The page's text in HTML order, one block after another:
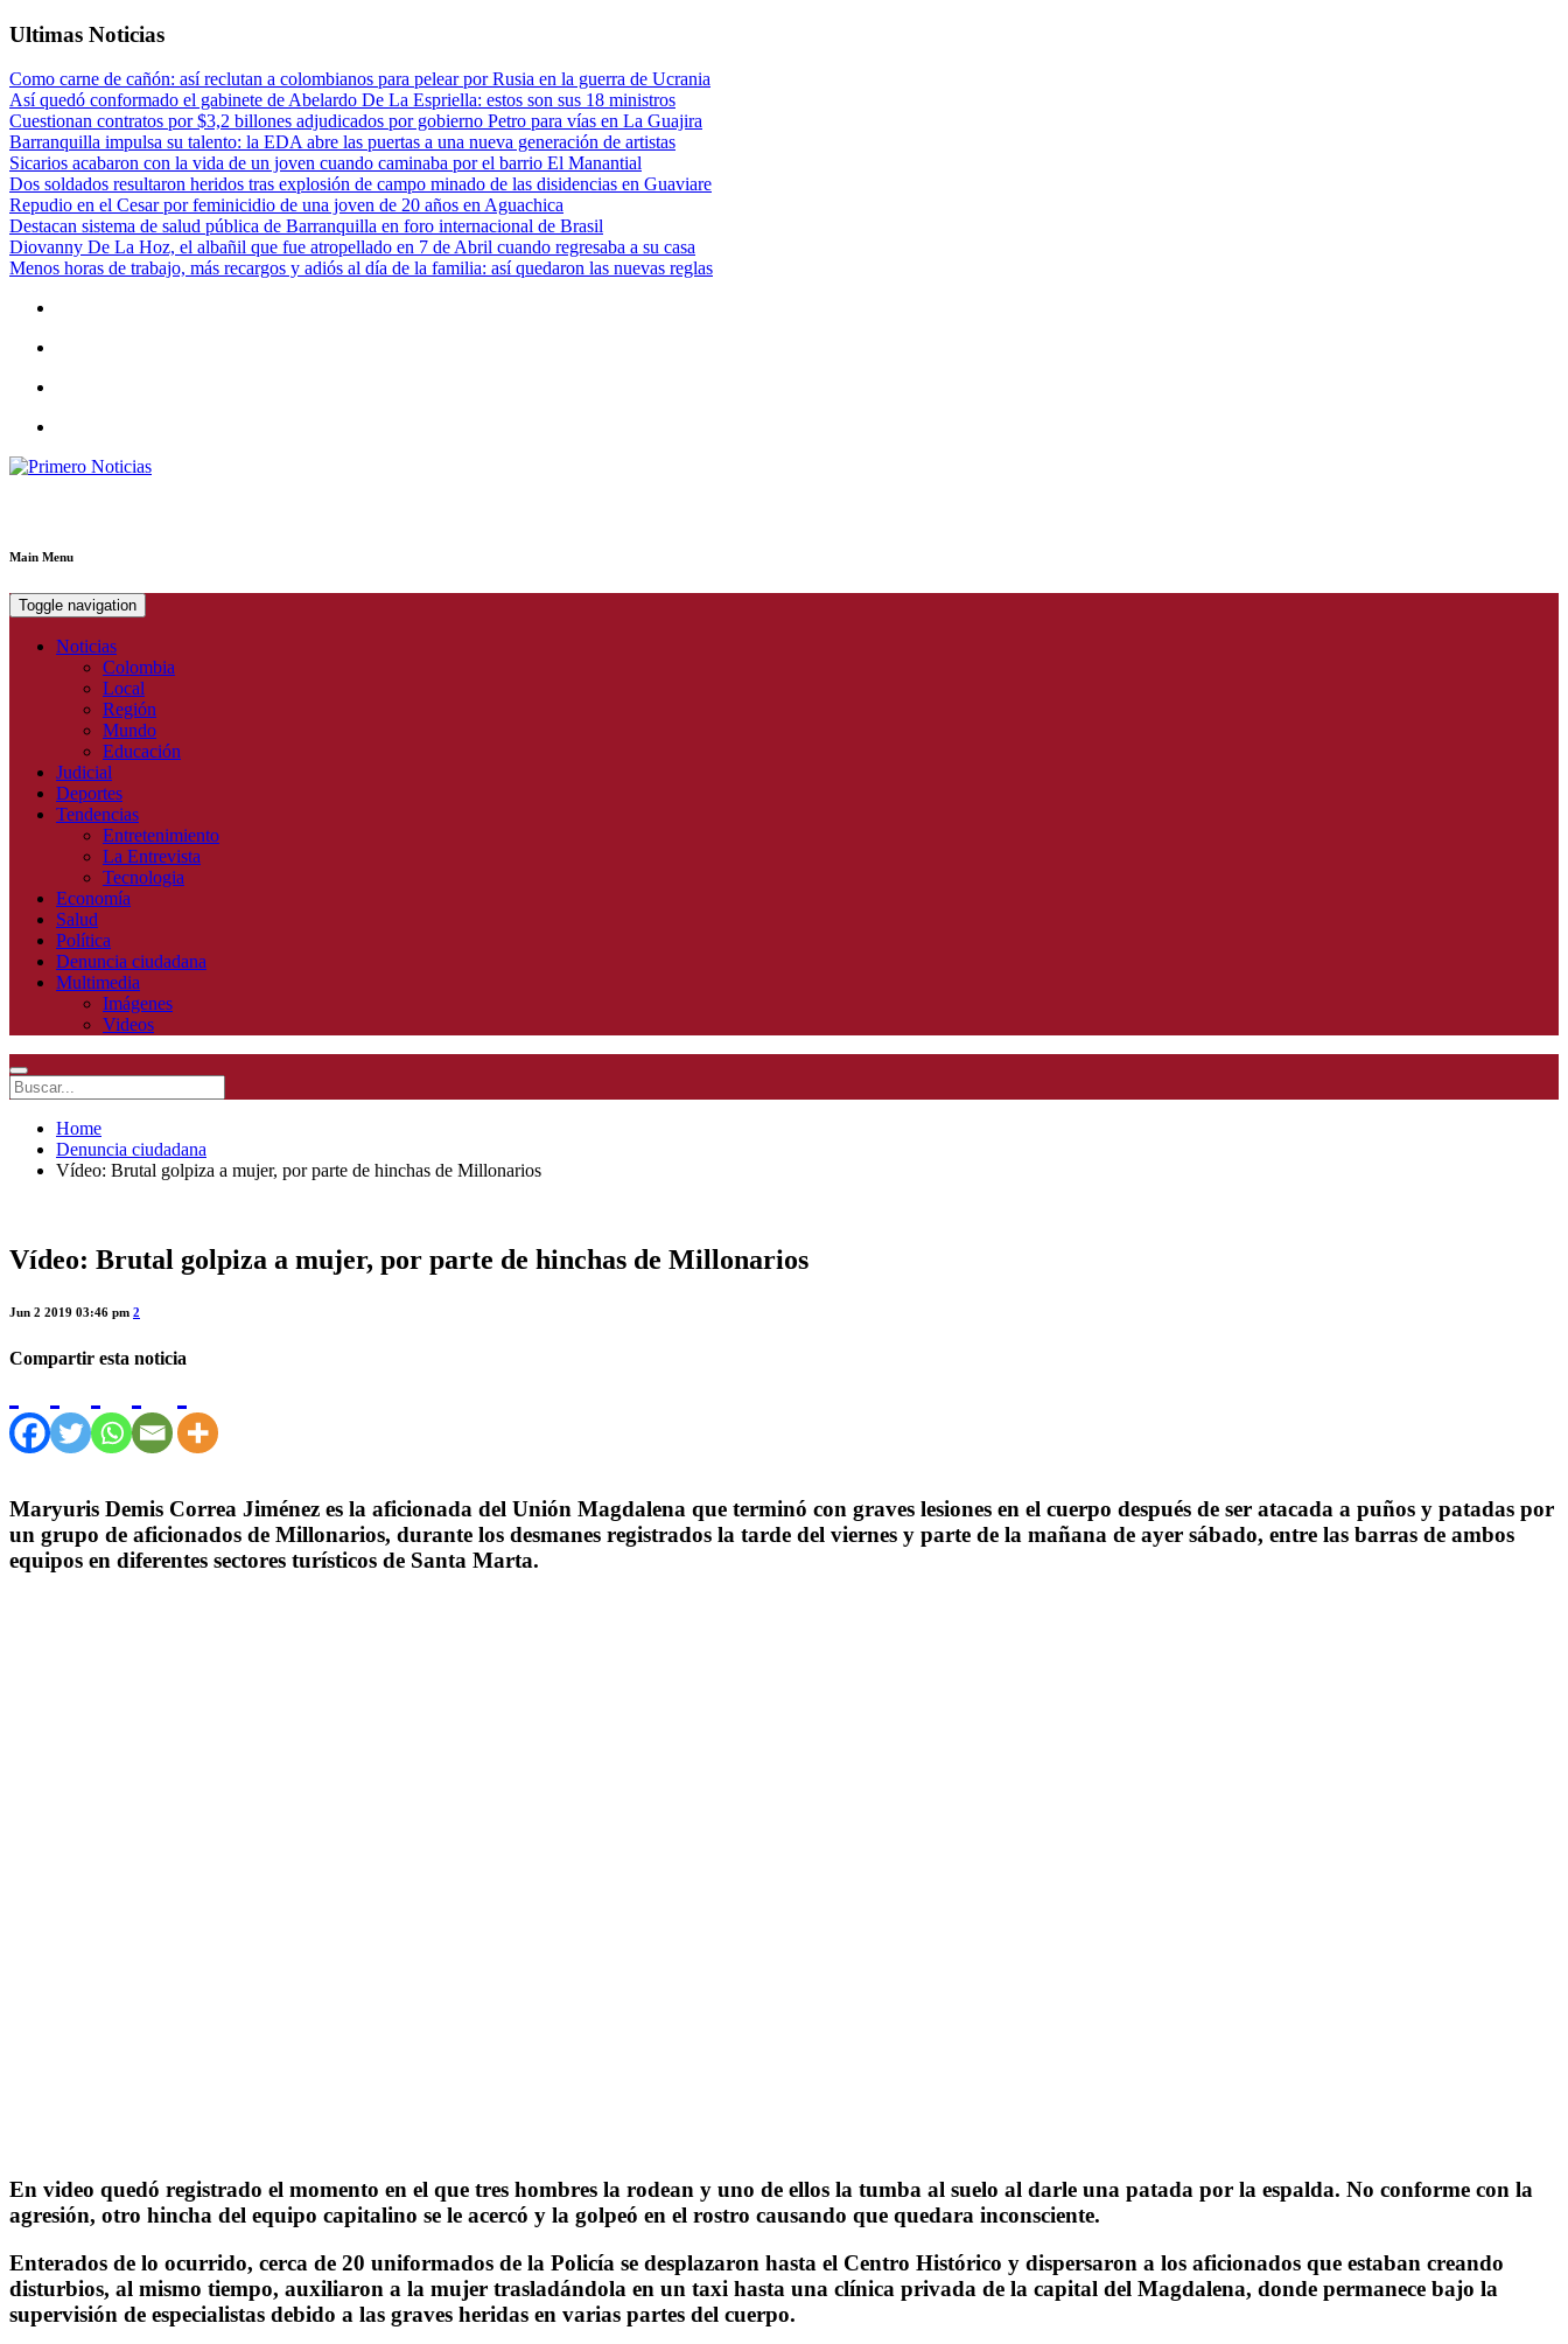
Ultimas Noticias
Como carne de cañón: así reclutan a colombianos para pelear por Rusia en la guerra de Ucrania
Así quedó conformado el gabinete de Abelardo De La Espriella: estos son sus 18 ministros
Cuestionan contratos por $3,2 billones adjudicados por gobierno Petro para vías en La Guajira
Barranquilla impulsa su talento: la EDA abre las puertas a una nueva generación de artistas
Sicarios acabaron con la vida de un joven cuando caminaba por el barrio El Manantial
Dos soldados resultaron heridos tras explosión de campo minado de las disidencias en Guaviare
Repudio en el Cesar por feminicidio de una joven de 20 años en Aguachica
Destacan sistema de salud pública de Barranquilla en foro internacional de Brasil
Diovanny De La Hoz, el albañil que fue atropellado en 7 de Abril cuando regresaba a su casa
Menos horas de trabajo, más recargos y adiós al día de la familia: así quedaron las nuevas reglas
Main Menu
Toggle navigation
Noticias
Colombia
Local
Región
Mundo
Educación
Judicial
Deportes
Tendencias
Entretenimiento
La Entrevista
Tecnologia
Economía
Salud
Política
Denuncia ciudadana
Multimedia
Imágenes
Videos
Home
Denuncia ciudadana
Vídeo: Brutal golpiza a mujer, por parte de hinchas de Millonarios
Vídeo: Brutal golpiza a mujer, por parte de hinchas de Millonarios
Jun 2 2019 03:46 pm 2
Compartir esta noticia
Maryuris Demis Correa Jiménez es la aficionada del Unión Magdalena que terminó con graves lesiones en el cuerpo después de ser atacada a puños y patadas por
un grupo de aficionados de Millonarios, durante los desmanes registrados la tarde del viernes y parte de la mañana de ayer sábado, entre las barras de ambos
equipos en diferentes sectores turísticos de Santa Marta.
En video quedó registrado el momento en el que tres hombres la rodean y uno de ellos la tumba al suelo al darle una patada por la espalda. No conforme con la
agresión, otro hincha del equipo capitalino se le acercó y la golpeó en el rostro causando que quedara inconsciente.
Enterados de lo ocurrido, cerca de 20 uniformados de la Policía se desplazaron hasta el Centro Histórico y dispersaron a los aficionados que estaban creando
disturbios, al mismo tiempo, auxiliaron a la mujer trasladándola en un taxi hasta una clínica privada de la capital del Magdalena, donde permanece bajo la
supervisión de especialistas debido a las graves heridas en varias partes del cuerpo.